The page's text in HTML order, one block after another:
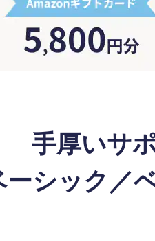
手厚いサ
ーシック／